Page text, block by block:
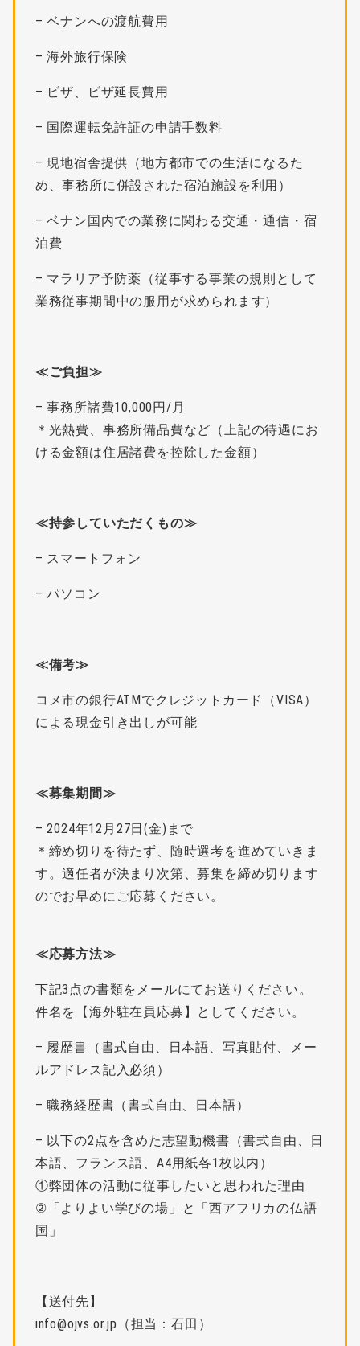
– ベナンへの渡航費用
– 海外旅行保険
– ビザ、ビザ延長費用
– 国際運転免許証の申請手数料
– 現地宿舎提供（地方都市での生活になるた
め、事務所に併設された宿泊施設を利用）
– ベナン国内での業務に関わる交通・通信・宿
泊費
– マラリア予防薬（従事する事業の規則として
業務従事期間中の服用が求められます）
≪ご負担≫
– 事務所諸費10,000円/月
＊光熱費、事務所備品費など（上記の待遇にお
ける金額は住居諸費を控除した金額）
≪持参していただくもの≫
– スマートフォン
– パソコン
≪備考≫
コメ市の銀行ATMでクレジットカード（VISA）
による現金引き出しが可能
≪募集期間≫
– 2024年12月27日(金)まで
＊締め切りを待たず、随時選考を進めていきま
す。適任者が決まり次第、募集を締め切ります
のでお早めにご応募ください。
≪応募方法≫
下記3点の書類をメールにてお送りください。
件名を【海外駐在員応募】としてください。
– 履歴書（書式自由、日本語、写真貼付、メー
ルアドレス記入必須）
– 職務経歴書（書式自由、日本語）
– 以下の2点を含めた志望動機書（書式自由、日
本語、フランス語、A4用紙各1枚以内）
①弊団体の活動に従事したいと思われた理由
②「よりよい学びの場」と「西アフリカの仏語
国」
【送付先】
info@ojvs.or.jp（担当：石田）